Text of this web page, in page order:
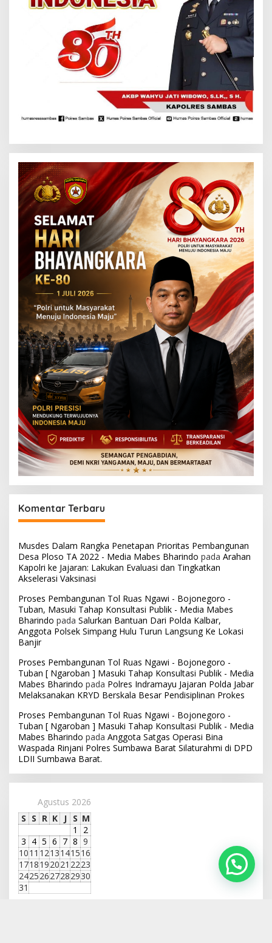
Komentar Terbaru
Musdes Dalam Rangka Penetapan Prioritas Pembangunan
Desa Ploso TA 2022 - Media Mabes Bharindo pada Arahan
Kapolri ke Jajaran: Lakukan Evaluasi dan Tingkatkan
Akselerasi Vaksinasi
Proses Pembangunan Tol Ruas Ngawi - Bojonegoro -
Tuban, Masuki Tahap Konsultasi Publik - Media Mabes
Bharindo pada Salurkan Bantuan Dari Polda Kalbar,
Anggota Polsek Simpang Hulu Turun Langsung Ke Lokasi
Banjir
Proses Pembangunan Tol Ruas Ngawi - Bojonegoro -
Tuban [ Ngaroban ] Masuki Tahap Konsultasi Publik - Media
Mabes Bharindo pada Polres Indramayu Jajaran Polda Jabar
Melaksanakan KRYD Berskala Besar Pendisiplinan Prokes
Proses Pembangunan Tol Ruas Ngawi - Bojonegoro -
Tuban [ Ngaroban ] Masuki Tahap Konsultasi Publik - Media
Mabes Bharindo pada Anggota Satgas Operasi Bina
Waspada Rinjani Polres Sumbawa Barat Silaturahmi di DPD
LDII Sumbawa Barat.
Agustus 2026
S S R K J S M
1
2
3 4 5 6 7 8 9
1011 1213141516
1718192021 2223
24252627282930
31